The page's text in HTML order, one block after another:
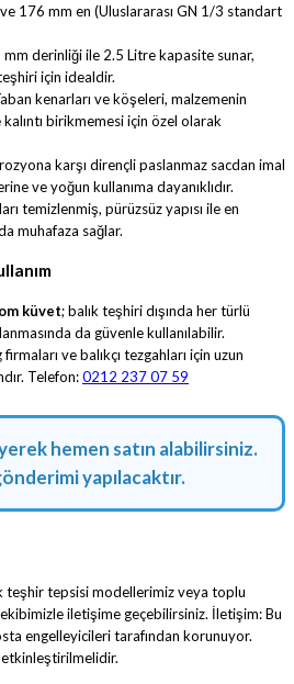
176 mm en (Uluslararası GN 1/3 standart
mm derinliği ile 2.5 Litre kapasite sunar,
için idealdir.
kenarları ve köşeleri, malzemenin
birikmemesi için özel olarak
karşı dirençli paslanmaz sacdan imal
ve yoğun kullanıma dayanıklıdır.
temizlenmiş, pürüzsüz yapısı ile en
muhafaza sağlar.
küvet; balık teşhiri dışında her türlü
da güvenle kullanılabilir.
ve balıkçı tezgahları için uzun
Telefon:0212 237 07 59
hemen satın alabilirsiniz.
yapılacaktır.
teşhir tepsisi modellerimiz veya toplu
iletişime geçebilirsiniz. İletişim:Bu
engelleyicileri tarafından korunuyor.